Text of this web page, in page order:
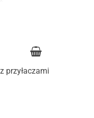
przyłaczami